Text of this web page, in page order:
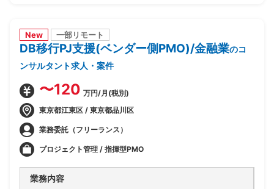
New 一部リモート
DB移行PJ支援(ベンダー側PMO)/金融業のコ
ンサルタント求人・案件
〜120 万円/月(税別)
東京都江東区 / 東京都品川区
業務委託（フリーランス）
プロジェクト管理 / 指揮型PMO
業務内容